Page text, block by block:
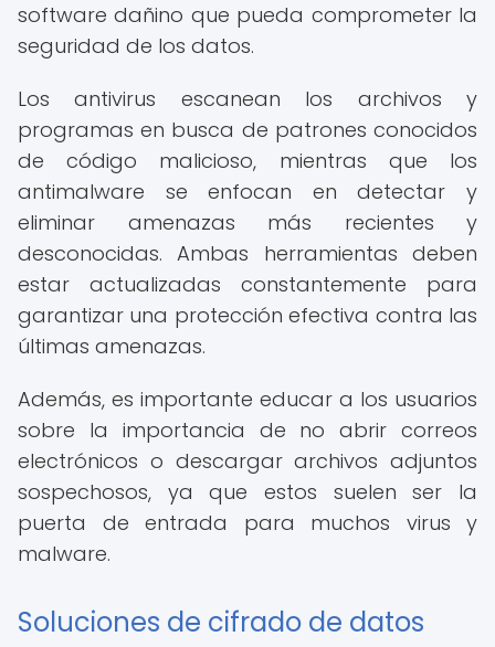
software dañino que pueda comprometer la
seguridad de los datos.
Los antivirus escanean los archivos y
programas en busca de patrones conocidos
de código malicioso, mientras que los
antimalware se enfocan en detectar y
eliminar amenazas más recientes y
desconocidas. Ambas herramientas deben
estar actualizadas constantemente para
garantizar una protección efectiva contra las
últimas amenazas.
Además, es importante educar a los usuarios
sobre la importancia de no abrir correos
electrónicos o descargar archivos adjuntos
sospechosos, ya que estos suelen ser la
puerta de entrada para muchos virus y
malware.
Soluciones de cifrado de datos